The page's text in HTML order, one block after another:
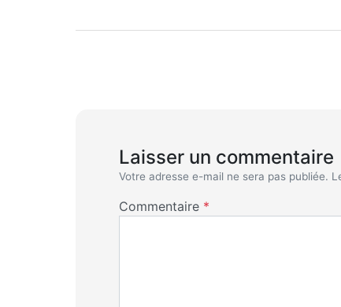
Laisser un commentaire
Votre adresse e-mail ne sera pas publiée.
Commentaire *